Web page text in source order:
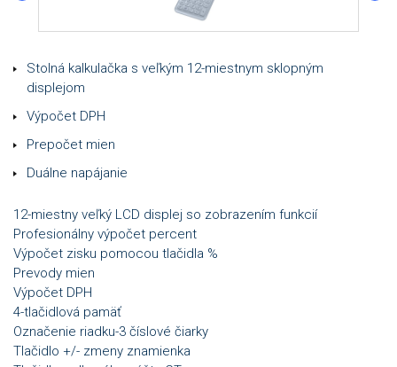
Stolná kalkulačka s veľkým 12-miestnym sklopným
displejom
Výpočet DPH
Prepočet mien
Duálne napájanie
12-miestny veľký LCD displej so zobrazením funkcií
Profesionálny výpočet percent
Výpočet zisku pomocou tlačidla %
Prevody mien
Výpočet DPH
4-tlačidlová pamäť
Označenie riadku-3 číslové čiarky
Tlačidlo +/- zmeny znamienka